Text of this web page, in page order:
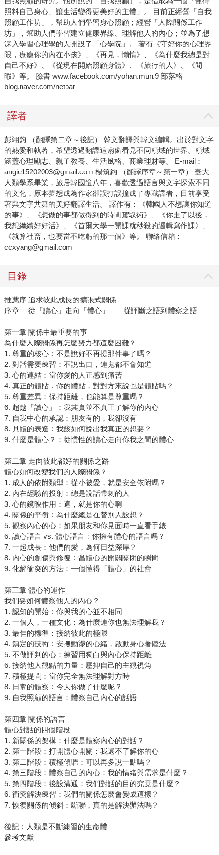
照料自己身心、讓生活變得更美好的主體」。 目前正經營「自我
照顧工作坊」，幫助人們學習身心照顧；經營「人際關係工作
坊」，幫助人們學習建立健康界線、理解他人的內心；並為了想
深入學習心理學的人開設了「心學院」。 著有《守好你的心理界
限，療癒你的內在小孩》、《再見，懶惰》、《為什麼我總是對
自己不好》、《從現在開始照顧身體》、《旅行的人》、《閒
暇》等。 臉書 www.facebook.com/yohan.mun.9 部落格
blog.naver.com/netbar
譯者
彭翊鈞 （翻譯第二章～後記） 韓文翻譯與韓文編輯。出於對文字
的熱愛和執著，希望透過翻譯這扇窗看見不同領域的世界。領域
涵蓋心理勵志、親子教養、生活風格、商業理財等。 E-mail：
angie15202003@gmail.com 楊筑鈞 （翻譯序章～第一章） 臺大
人類學系畢業，旅居韓國逾八年，喜歡透過語言與文字探索不同
的文化，原本夢想成為作家卻誤打誤撞成了專職譯者，目前享受
著與文字共舞的美好翻譯生活。 譯作有：《韓國人不想讓你知道
的事》、《想做的事都做得到的時間駕馭術》、《你走了以後，
我想繼續好好活》、《首爾大學一開課就秒殺的邏輯寫作課》、
《就算社畜，也要當不吃虧的那一個》等。 聯絡信箱：
ccxyang@gmail.com
目錄
推薦序 追求彼此成長的擴張式關係
序章 從「讀心」走向「體心」——從評斷之語到體察之語
第一章 關係中最重要的事
為什麼人際關係再怎麼努力都這麼困難？
1. 尊重的核心：不是說好不再提那件事了嗎？
2. 對話需要練習：不說出口，連鬼都不會知道
3. 心的連結：當你愛的人正感到痛苦
4. 真正的體貼：你的體貼，對對方來說也是體貼嗎？
5. 尊重差異：保持距離，也能算是尊重嗎？
6. 超越「讀心」：我其實並不真正了解你的內心
7. 自我中心的承認：朋友有的，我卻沒有
8. 具體的表達：我該如何說出我真正的想要？
9. 什麼是體心？：從慣性的讀心走向你我之間的體心
第二章 走向彼此都好的關係之路
體心如何改變我們的人際關係？
1. 成人的依附類型：從小被愛，就是安全依附嗎？
2. 內在經驗的投射：總是說話帶刺的人
3. 心的鏡映作用：這，就是你的心啊
4. 關係的平衡：為什麼總是在替別人設想？
5. 觀察內心的心：如果朋友和你見面時一直看手錶
6. 讀心語言 vs. 體心語言：你擁有體心的語言嗎？
7. 一起成長：他們的愛，為何日益深厚？
8. 內心的創傷與修復：當體心的開關關閉的瞬間
9. 化解衝突的方法：一個懂得「體心」的社會
第三章 體心的運作
我們要如何體察他人的內心？
1. 認知的開始：你與我的心並不相同
2. 一個人，一種文化：為什麼連你也無法理解我？
3. 最佳的標準：接納彼此的極限
4. 鎮定的技術：安撫動盪的心緒，啟動身心著陸法
5. 不做評判的心：練習用獨白與內心保持距離
6. 接納他人觀點的力量：壓抑自己的主觀視角
7. 積極提問：當你完全無法理解對方時
8. 日常的體察：今天你做了什麼呢？
9. 自我照顧的語言：體察自己內心的話語
第四章 關係的語言
體心對話的四個階段
1. 新關係的架構：什麼是體察內心的對話？
2. 第一階段：打開體心開關：我還不了解你的心
3. 第二階段：積極傾聽：可以再多說一點嗎？
4. 第三階段：體察自己的內心：我的情緒與需求是什麼？
5. 第四階段：後設溝通：我們對話的目的究竟是什麼？
6. 衝突解決練習：我們的關係怎麼會變成這樣？
7. 恢復關係的傾斜：斷聯，真的是解決辦法嗎？
後記：人類是不斷練習的生命體
參考文獻